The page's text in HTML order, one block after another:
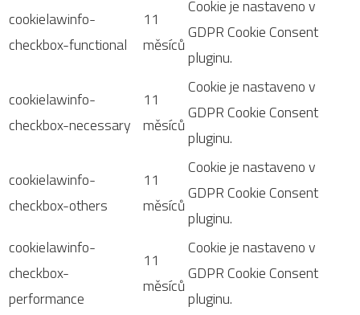
cookielawinfo-
checkbox-functional
11
měsíců
Cookie je nastaveno v
GDPR Cookie Consent
pluginu.
cookielawinfo-
checkbox-necessary
11
měsíců
Cookie je nastaveno v
GDPR Cookie Consent
pluginu.
cookielawinfo-
checkbox-others
11
měsíců
Cookie je nastaveno v
GDPR Cookie Consent
pluginu.
cookielawinfo-
checkbox-
performance
11
měsíců
Cookie je nastaveno v
GDPR Cookie Consent
pluginu.